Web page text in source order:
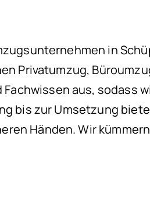
in
Privatumzug,
aus, sodass
bis zur Umsetzung
Händen. Wir